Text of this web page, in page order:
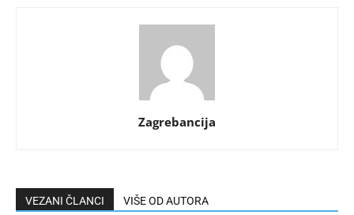
Zagrebancija
VEZANI ČLANCI VIŠE OD AUTORA